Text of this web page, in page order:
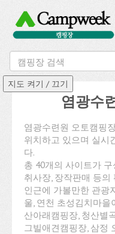
염광수
염광수련원 오토캠핑
위치하고 있으며 실시
다.
총 40개의 사이트가
취사장, 장작판매 등
인근에 가볼만한 관광
울, 연천 초성김치마을
산아래캠핑장, 청산별
그빌애견캠핑장, 삼정